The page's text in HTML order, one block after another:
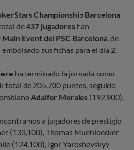
Championship Barcelona
de437 jugadores han
Main Event del PSC Barcelona , de
sus fichas para el día 2.
ha terminado la jornada como
total de 205.700 puntos, seguido
Adalfer Morales (192.900).
a jugadores de prestigio
(133,100), Thomas Muehloecker
(124,100), Igor Yaroshevskyy